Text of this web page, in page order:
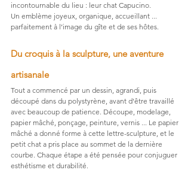
incontournable du lieu : leur chat Capucino.
Un emblème joyeux, organique, accueillant ...
parfaitement à l’image du gîte et de ses hôtes.
Du croquis à la sculpture, une aventure
artisanale
Tout a commencé par un dessin, agrandi, puis
découpé dans du polystyrène, avant d'être travaillé
avec beaucoup de patience. Découpe, modelage,
papier mâché, ponçage, peinture, vernis ... Le papier
mâché a donné forme à cette lettre-sculpture, et le
petit chat a pris place au sommet de la dernière
courbe. Chaque étape a été pensée pour conjuguer
esthétisme et durabilité.